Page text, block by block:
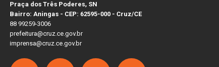
Praça dos Três Poderes, SN
Bairro: Aningas - CEP: 62595-000 - Cruz/CE
88 99259-3006
prefeitura@cruz.ce.gov.br
imprensa@cruz.ce.gov.br